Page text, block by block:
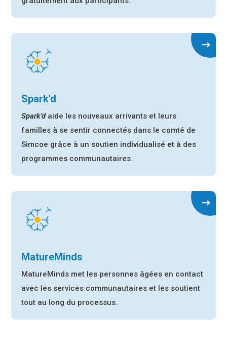
Spark'd
Spark’daide les nouveaux arrivants et leurs
familles à se sentir connectés dans le comté de
Simcoe grâce à un soutien individualisé et à des
programmes communautaires.
MatureMinds
MatureMinds met les personnes âgées en contact
avec les services communautaires et les soutient
tout au long du processus.